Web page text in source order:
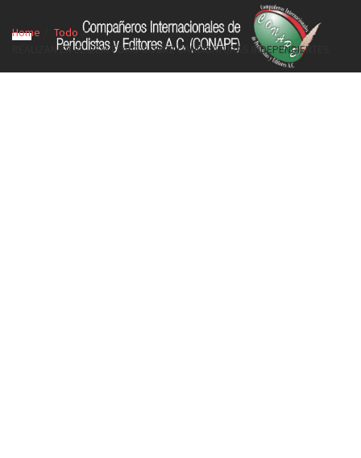
Home
Todo
REALIZAN EN EL IEEM FORO SOBRE CANDIDATURAS INDEPENDIENTES